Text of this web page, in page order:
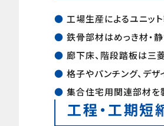
● 工場生産によるユニッ
● 鉄骨部材はめっき材・
● 廊下床、階段踏板は三
● 格子やパンチング、デ
● 集合住宅用関連部材を
工程・工期短